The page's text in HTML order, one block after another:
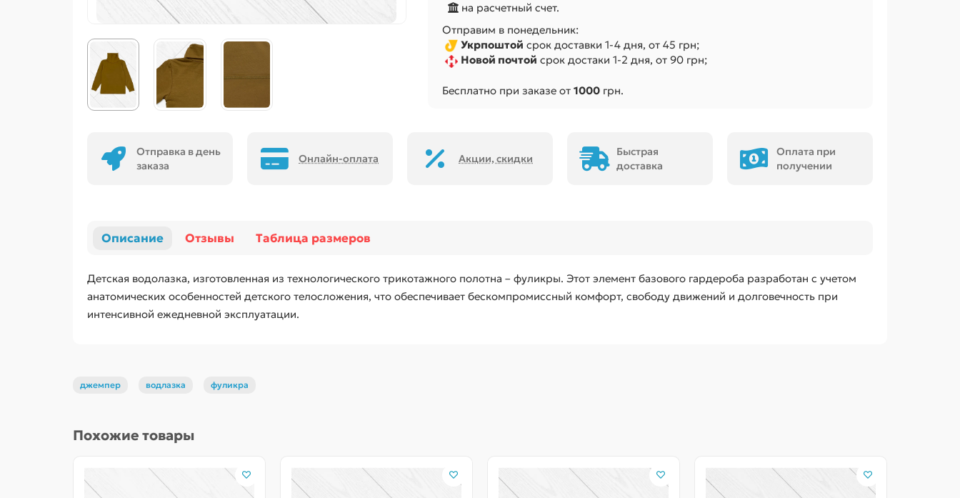
на расчетный счет.
Отправим в понедельник:
Укрпоштой срок доставки 1-4 дня, от 45 грн;
Новой почтой срок достаки 1-2 дня, от 90 грн;
Бесплатно при заказе от 1000грн.
Отправка в день
заказа
Онлайн-оплата Акции, скидки
Быстрая
доставка
Оплата при
получении
Описание Отзывы Таблица размеров
Детская водолазка, изготовленная из технологического трикотажного полотна – фуликры. Этот элемент базового гардероба разработан с учетом
анатомических особенностей детского телосложения, что обеспечивает бескомпромиссный комфорт, свободу движений и долговечность при
интенсивной ежедневной эксплуатации.
джемпер водлазка фуликра
Похожие товары